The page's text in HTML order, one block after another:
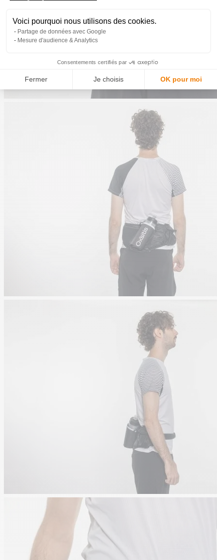
Voici pourquoi nous utilisons des cookies.
Partage de données avec Google
Mesure d'audience & Analytics
Consentements certifiés par
Fermer Je choisis OK pour moi